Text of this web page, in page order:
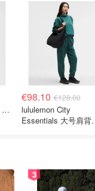
lululemon Lululemon 抽绳单肩包 6.5L
€98.10 €128.00
lululemon City
Essentials 大号肩背
3